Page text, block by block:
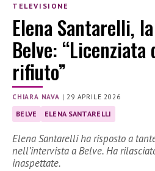
TELEVISIONE
Elena Santarelli,
Belve: “Licenziata
rifiuto”
CHIARA NAVA |29 APRILE 2026
BELVE ELENA SANTARELLI
Elena Santarelli ha risposto a
nell’intervista a Belve. Ha
inaspettate.